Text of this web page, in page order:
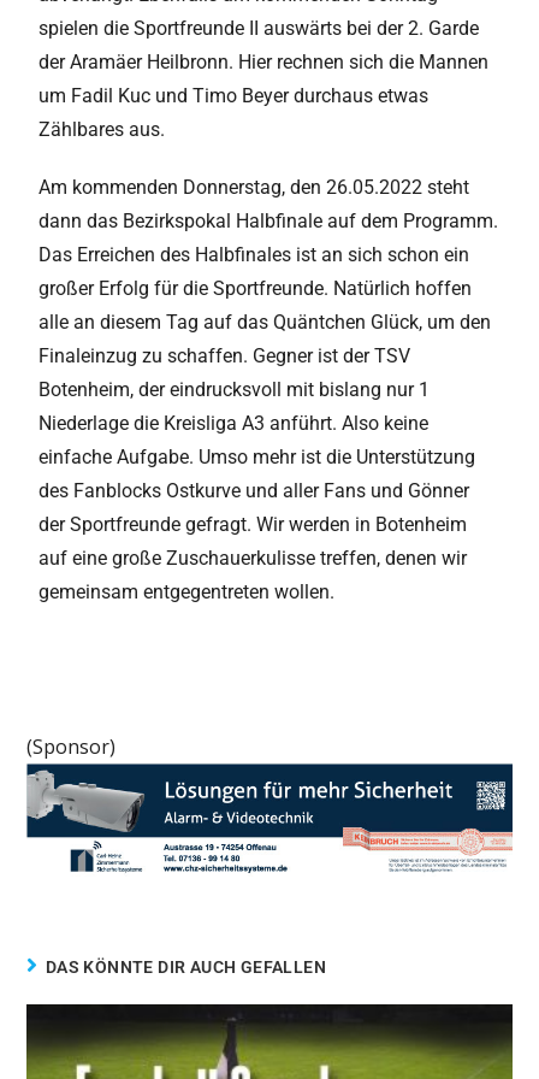
spielen die Sportfreunde II auswärts bei der 2. Garde
der Aramäer Heilbronn. Hier rechnen sich die Mannen
um Fadil Kuc und Timo Beyer durchaus etwas
Zählbares aus.
Am kommenden Donnerstag, den 26.05.2022 steht
dann das Bezirkspokal Halbfinale auf dem Programm.
Das Erreichen des Halbfinales ist an sich schon ein
großer Erfolg für die Sportfreunde. Natürlich hoffen
alle an diesem Tag auf das Quäntchen Glück, um den
Finaleinzug zu schaffen. Gegner ist der TSV
Botenheim, der eindrucksvoll mit bislang nur 1
Niederlage die Kreisliga A3 anführt. Also keine
einfache Aufgabe. Umso mehr ist die Unterstützung
des Fanblocks Ostkurve und aller Fans und Gönner
der Sportfreunde gefragt. Wir werden in Botenheim
auf eine große Zuschauerkulisse treffen, denen wir
gemeinsam entgegentreten wollen.
(Sponsor)
DAS KÖNNTE DIR AUCH GEFALLEN